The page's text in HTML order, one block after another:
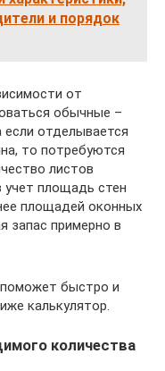
и порядок
от
обычные –
отделывается
то потребуются
листов
учет площадь стен
площадей оконных
запас примерно в
поможет быстро и
калькулятор.
количества